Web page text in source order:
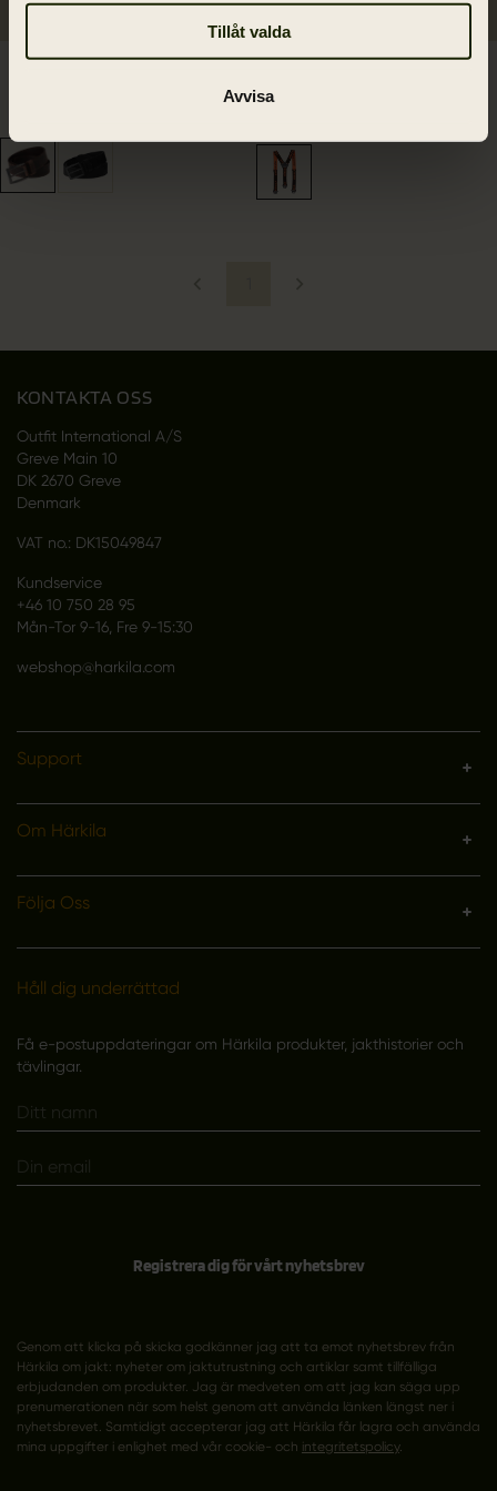
Tillåt valda
Avvisahängsle
KONTAKTA OSS
Outfit International A/S
Greve Main 10
DK 2670 Greve
Denmark
VAT no.: DK15049847
Kundservice
+46 10 750 28 95
Mån-Tor 9-16, Fre 9-15:30
webshop@harkila.com
Support
Om Härkila
Följa Oss
Håll dig underrättad
Få e-postuppdateringar om Härkila produkter, jakthistorier och
tävlingar.
Registrera dig för vårt nyhetsbrev
Genom att klicka på skicka godkänner jag att ta emot nyhetsbrev från
Härkila om jakt: nyheter om jaktutrustning och artiklar samt tillfälliga
erbjudanden om produkter. Jag är medveten om att jag kan säga upp
prenumerationen när som helst genom att använda länken längst ner i
nyhetsbrevet. Samtidigt accepterar jag att Härkila får lagra och använda
mina uppgifter i enlighet med vår cookie- och integritetspolicy.